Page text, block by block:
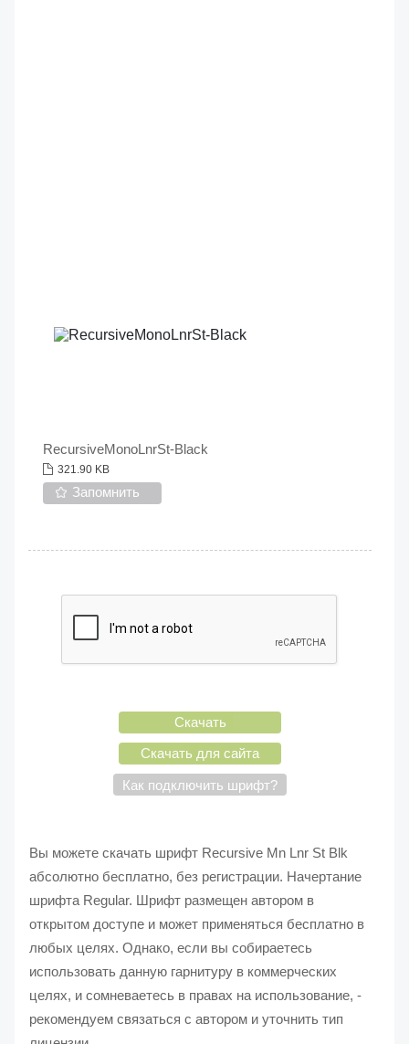
RecursiveMonoLnrSt-Black
321.90 KB
Запомнить
Скачать
Скачать для сайта
Как подключить шрифт?
Вы можете скачать шрифт Recursive Mn Lnr St Blk
абсолютно бесплатно, без регистрации. Начертание
шрифта Regular. Шрифт размещен автором в
открытом доступе и может применяться бесплатно в
любых целях. Однако, если вы собираетесь
использовать данную гарнитуру в коммерческих
целях, и сомневаетесь в правах на использование, -
рекомендуем связаться с автором и уточнить тип